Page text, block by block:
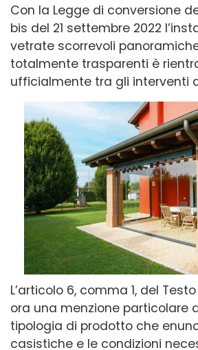
Con la Legge di conversione
bis del 21 settembre 2022
vetrate scorrevoli
totalmente trasparenti è
ufficialmente tra gli interventi
L’articolo 6, comma 1, del
ora una menzione particolare
tipologia di prodotto che
casistiche e le condizioni